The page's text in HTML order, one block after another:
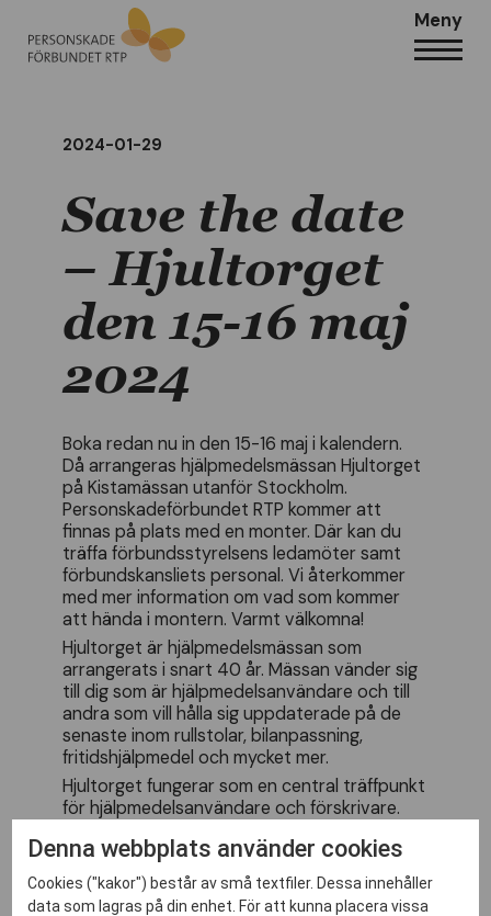
Meny
2024-01-29
Save the date
– Hjultorget
den 15-16 maj
2024
Boka redan nu in den 15-16 maj i kalendern.
Då arrangeras hjälpmedelsmässan Hjultorget
på Kistamässan utanför Stockholm.
Personskadeförbundet RTP kommer att
finnas på plats med en monter. Där kan du
träffa förbundsstyrelsens ledamöter samt
förbundskansliets personal. Vi återkommer
med mer information om vad som kommer
att hända i montern. Varmt välkomna!
Hjultorget är hjälpmedelsmässan som
arrangerats i snart 40 år. Mässan vänder sig
till dig som är hjälpmedelsanvändare och till
andra som vill hålla sig uppdaterade på de
senaste inom rullstolar, bilanpassning,
fritidshjälpmedel och mycket mer.
Hjultorget fungerar som en central träffpunkt
för hjälpmedelsanvändare och förskrivare.
marknadens nya produkter. Mässan bjuder
även på ett intressant föreläsningsprogram.
Läs mer påhjultorget.nu
Denna webbplats använder cookies
Cookies ("kakor") består av små textfiler. Dessa innehåller
data som lagras på din enhet. För att kunna placera vissa